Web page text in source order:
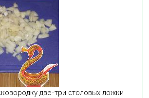
две-три столовых ложки